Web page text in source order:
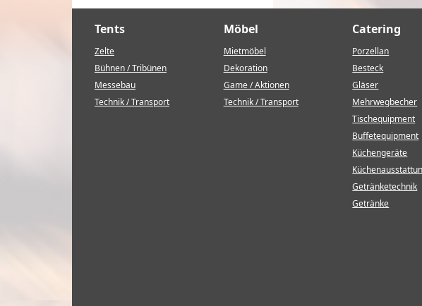
Tents
Zelte
Bühnen / Tribünen
Messebau
Technik / Transport
Möbel
Mietmöbel
Dekoration
Game / Aktionen
Technik / Transport
Catering
Porzellan
Besteck
Gläser
Mehrwegbecher
Tischequipment
Buffetequipment
Küchengeräte
Getränketechnik
Getränke